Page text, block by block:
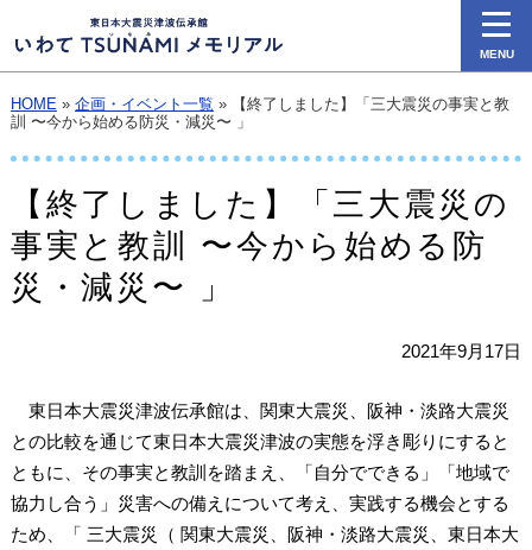
HOME» 企画・イベント一覧 » 【終了しました】「三大震災の事実と教
訓 〜今から始める防災・減災〜 」
【終了しました】「三大震災の
事実と教訓 〜今から始める防
災・減災〜 」
2021年9月17日
東日本大震災津波伝承館は、関東大震災、阪神・淡路大震災
との比較を通じて東日本大震災津波の実態を浮き彫りにすると
ともに、その事実と教訓を踏まえ、「自分でできる」「地域で
協力し合う」災害への備えについて考え、実践する機会とする
ため、「 三大震災（ 関東大震災、阪神・淡路大震災、東日本大
MENU